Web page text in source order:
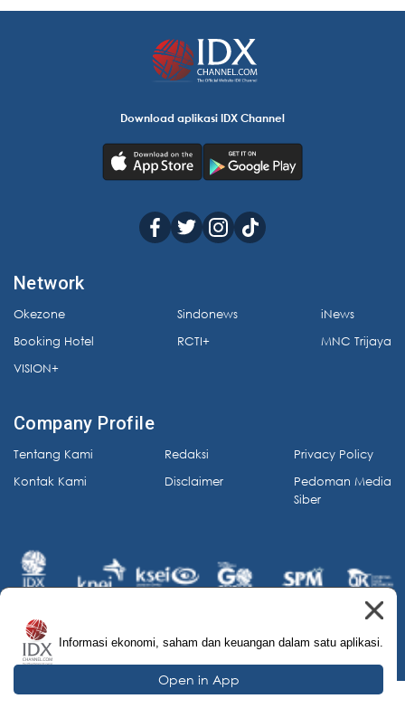
Download aplikasi IDX Channel
Network
Okezone
Booking Hotel
VISION+
Sindonews
RCTI+
iNews
MNC Trijaya
Company Profile
Tentang Kami
Kontak Kami
Redaksi
Disclaimer
Privacy Policy
Pedoman Media
Siber
© 2026 IDX Channel. All Rights Reserved.
Informasi ekonomi, saham dan keuangan dalam satu aplikasi.
Open in App